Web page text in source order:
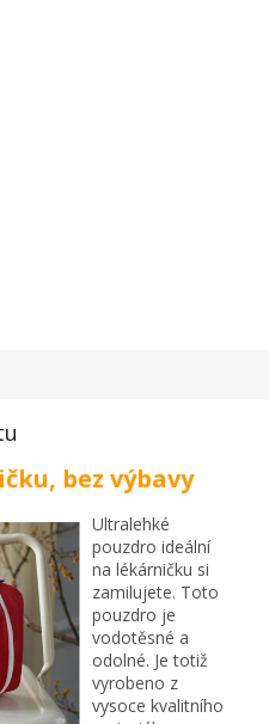
bez výbavy
Ultralehké
pouzdro ideální
na lékárničku si
zamilujete. Toto
pouzdro je
vodotěsné a
odolné. Je totiž
vyrobeno z
vysoce kvalitního